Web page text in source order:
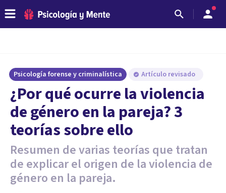
Psicología forense y criminalística Artículo revisado
¿Por qué ocurre la violencia
de género en la pareja? 3
teorías sobre ello
Resumen de varias teorías que tratan
de explicar el origen de la violencia de
género en la pareja.